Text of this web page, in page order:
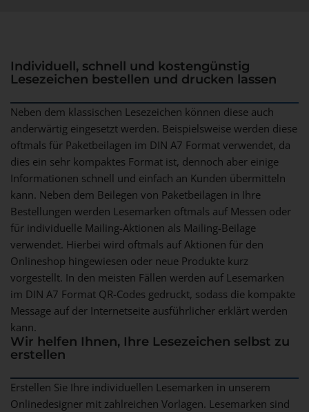
Individuell, schnell und kostengünstig
Lesezeichen bestellen und drucken lassen
Neben dem klassischen Lesezeichen können diese auch
anderwärtig eingesetzt werden. Beispielsweise werden diese
oftmals für Paketbeilagen im DIN A7 Format verwendet, da
dies ein sehr kompaktes Format ist, dennoch aber einige
Informationen schnell und einfach an Kunden übermitteln
kann. Neben dem Beilegen von Paketbeilagen in Ihre
Bestellungen werden Lesemarken oftmals auf Messen oder
für individuelle Mailing-Aktionen als Mailing-Beilage
verwendet. Hierbei wird oftmals auf Aktionen für den
Onlineshop hingewiesen oder neue Produkte kurz
vorgestellt. In den meisten Fällen werden auf Lesemarken
im DIN A7 Format QR-Codes gedruckt, sodass die kompakte
Message auf der Internetseite ausführlicher erklärt werden
kann.
Wir helfen Ihnen, Ihre Lesezeichen selbst zu
erstellen
Erstellen Sie Ihre individuellen Lesemarken in unserem
Onlinedesigner mit zahlreichen Vorlagen. Lesemarken sind